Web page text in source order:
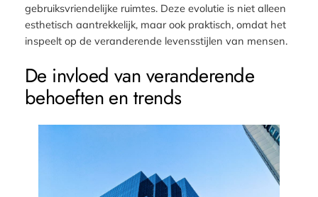
gebruiksvriendelijke ruimtes. Deze evolutie is niet alleen
esthetisch aantrekkelijk, maar ook praktisch, omdat het
inspeelt op de veranderende levensstijlen van mensen.
De invloed van veranderende
behoeften en trends